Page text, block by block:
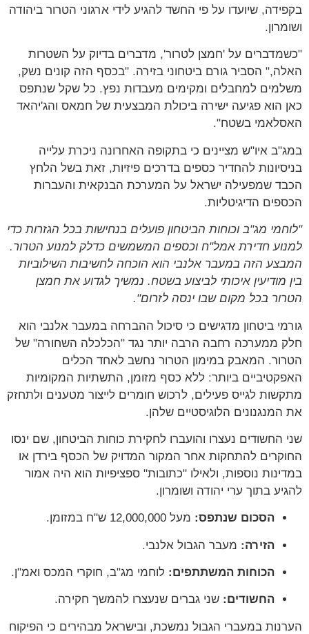
בקפידה, שיועדו על פי החשד להגיע לידי ארגוני הטרור ביהודה
ושומרון.
"כשמדברים על 'חמצן לטרור', מדברים בדיוק על השטרות
האלה," הסביר גורם ביטחוני בזירה. "בכסף הזה קונים נשק,
משלמים למחבלים ומקימים מעבדות נפץ. כל שקל שנתפס
כאן הוא פגיעה ישירה ביכולת המבצעית של חמאס והג'יהאד
האסלאמי בשטח".
במג"ב איו"ש מציינים כי בתקופה האחרונה ניכרת עלייה
בניסיונות להחדיר כספים בדרכים פיזיות, זאת בשל הלחץ
הכבד שמפעילה ישראל על המערכת הבנקאית והעברות
הכספים הדיגיטליות.
"לוחמי מג"ב וכוחות הביטחון פועלים בנחישות בכל הגזרות כדי
למנוע חדירת אמל"ח וכספים המשמשים כדלק למנוע הטרור.
המבצע הזה במעבר אלנבי הוא הוכחה לחשיבות השילוביות
בין מודיעין איכותי לביצוע בשטח. נמשיך לגדוע את חמצן
הטרור בכל מקום שבו ינסה לזרום".
גורמי ביטחון מדגישים כי סיכול ההברחה במעבר אלנבי הוא
חלק ממערכה רחבה הרבה יותר נגד "הכלכלה השחורה" של
הטרור. המאבק במימון הטרור נחשב לאחד הכלים
האפקטיביים ביותר: ללא כסף מזומן, התשתיות המקומיות
מתקשות לגייס פעילים, לרכוש חומרים לייצור מטענים ולתחזק
את המנגנונים הלוגיסטיים שלהן.
שני החשודים נעצרו והועברו לחקירת כוחות הביטחון, שם ינסו
החוקרים להתחקות אחר המקור המדויק של הכסף בירדן או
במדינות נוספות, ולאילו "כתובות" ספציפיות הוא היה אמור
להגיע בתוך ערי יהודה ושומרון.
הסכום שנתפס: מעל 12,000,000 ש"ח במזומן.
הזירה: מעבר הגבול אלנבי.
הכוחות המשתתפים: לוחמי מג"ב, חוקרי המכס ואמ"ן.
החשודים: שני גברים שנעצרו להמשך חקירה.
הערנות במעברי הגבול נמשכת, ובישראל מבהירים כי הפיקוח